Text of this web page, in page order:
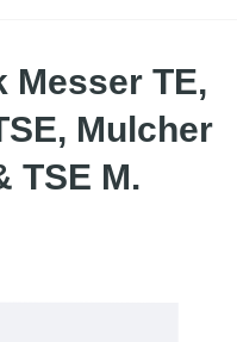
TE,
Mulcher
TSE M.